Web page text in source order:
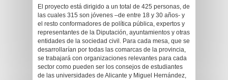
El proyecto está dirigido a un total de 425 personas, de
las cuales 315 son jóvenes –de entre 18 y 30 años- y
el resto conformadores de política pública, expertos y
representantes de la Diputación, ayuntamientos y otras
entidades de la sociedad civil. Para cada mesa, que se
desarrollarían por todas las comarcas de la provincia,
se trabajará con organizaciones relevantes para cada
sector como pueden ser los consejos de estudiantes
de las universidades de Alicante y Miguel Hernández,